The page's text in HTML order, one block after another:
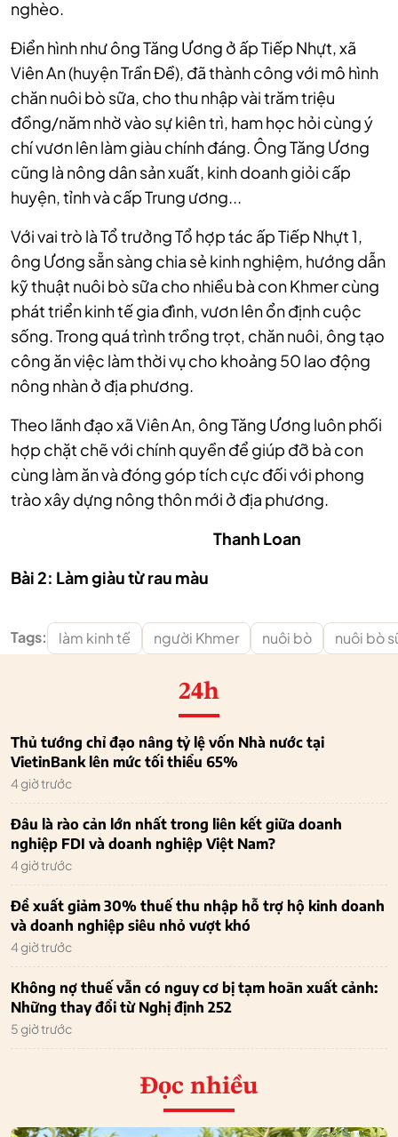
nghèo.
Điển hình như ông Tăng Ương ở ấp Tiếp Nhựt, xã
Viên An (huyện Trần Đề), đã thành công với mô hình
chăn nuôi bò sữa, cho thu nhập vài trăm triệu
đồng/năm nhờ vào sự kiên trì, ham học hỏi cùng ý
chí vươn lên làm giàu chính đáng. Ông Tăng Ương
cũng là nông dân sản xuất, kinh doanh giỏi cấp
huyện, tỉnh và cấp Trung ương...
Với vai trò là Tổ trưởng Tổ hợp tác ấp Tiếp Nhựt 1,
ông Ương sẵn sàng chia sẻ kinh nghiệm, hướng dẫn
kỹ thuật nuôi bò sữa cho nhiều bà con Khmer cùng
phát triển kinh tế gia đình, vươn lên ổn định cuộc
sống. Trong quá trình trồng trọt, chăn nuôi, ông tạo
công ăn việc làm thời vụ cho khoảng 50 lao động
nông nhàn ở địa phương.
Theo lãnh đạo xã Viên An, ông Tăng Ương luôn phối
hợp chặt chẽ với chính quyền để giúp đỡ bà con
cùng làm ăn và đóng góp tích cực đối với phong
trào xây dựng nông thôn mới ở địa phương.
Thanh Loan
Bài 2: Làm giàu từ rau màu
Tags: làm kinh tế người Khmer nuôi bò nuôi bò
24h
Thủ tướng chỉ đạo nâng tỷ lệ vốn Nhà nước tại
VietinBank lên mức tối thiểu 65%
4 giờ trước
Đâu là rào cản lớn nhất trong liên kết giữa doanh
nghiệp FDI và doanh nghiệp Việt Nam?
4 giờ trước
Đề xuất giảm 30% thuế thu nhập hỗ trợ hộ kinh doanh
và doanh nghiệp siêu nhỏ vượt khó
4 giờ trước
Không nợ thuế vẫn có nguy cơ bị tạm hoãn xuất cảnh:
Những thay đổi từ Nghị định 252
5 giờ trước
Đọc nhiều